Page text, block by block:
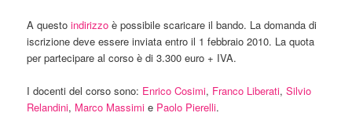
A questoindirizzo è possibile scaricare il bando. La domanda di
iscrizione deve essere inviata entro il 1 febbraio 2010. La quota
per partecipare al corso è di 3.300 euro + IVA.
I docenti del corso sono: Enrico Cosimi, Franco Liberati,Silvio
Relandini, Marco Massimi e Paolo Pierelli.